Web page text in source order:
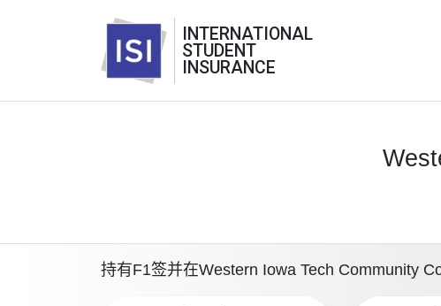
INTERNATIONAL
STUDENT
INSURANCE
持有F1签并在Western Iowa Tech Community